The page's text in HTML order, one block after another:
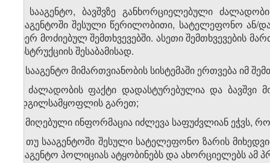
1. სააგენტო, ბავშვზე განხორციელებული
სააგენტოში შესული წერილობითი, სატელეფონო ან/და
მიერ მოძიებულ შემთხვევებში. ასეთი შემთხვევების
ინსტრუქციის შესაბამისად.
2. სააგენტო მიმართვიანობის სისტემაში ერთვება იმ
ა) ძალადობის ფაქტი დადასტურებულია და ბავშვი
ადგილსამყოფლის გარეთ;
ბ) მიღებული ინფორმაცია იძლევა საფუძვლიან
3. თუ სააგენტოში შესული სატელეფონო ზარის
სააგენტო პოლიციას ატყობინებს და ახორციელებს